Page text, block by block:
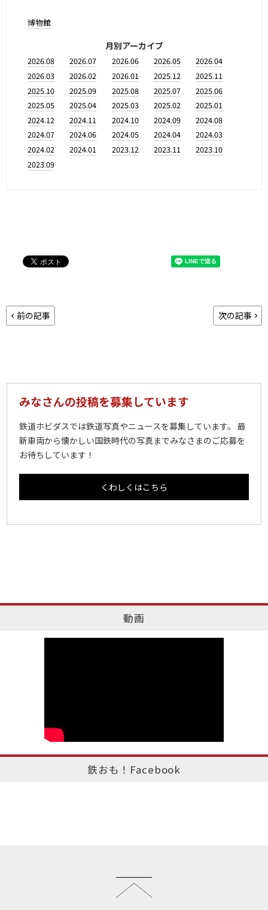
博物館
月別アーカイブ
2026.08 2026.07 2026.06 2026.05
2026.04
2026.03
2026.02 2026.01 2025.12
2025.11
2025.10
2025.09 2025.08 2025.07
2025.06
2025.05
2025.04 2025.03 2025.02
2025.01
2024.12
2024.11 2024.10 2024.09
2024.08
2024.07
2024.06 2024.05 2024.04
2024.03
2024.02
2024.01 2023.12 2023.11
2023.10
2023.09
前の記事 次の記事
みなさんの投稿を募集しています
鉄道ホビダスでは鉄道写真やニュースを募集しています。 最
新車両から懐かしい国鉄時代の写真までみなさまのご応募を
お待ちしています！
くわしくはこちら
動画
鉄おも！Facebook